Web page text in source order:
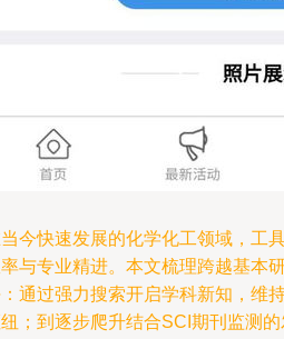
今快速发展的化学化工领域，工
与专业精进。本文梳理跨越基本
通过强力搜索开启学科新知，维
；到逐步爬升结合SCI期刊监测